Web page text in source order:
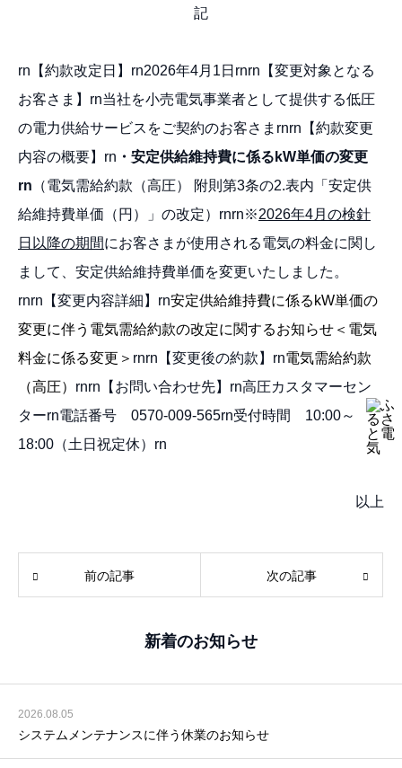
記
rn【約款改定日】rn2026年4月1日rnrn【変更対象となる
お客さま】rn当社を小売電気事業者として提供する低圧
の電力供給サービスをご契約のお客さまrnrn【約款変更
内容の概要】rn ・安定供給維持費に係るkW単価の変更
rn （電気需給約款（高圧） 附則第3条の2.表内「安定供
給維持費単価（円）」の改定）rnrn※2026年4月の検針
日以降の期間にお客さまが使用される電気の料金に関し
まして、安定供給維持費単価を変更いたしました。
rnrn【変更内容詳細】rn安定供給維持費に係るkW単価の
変更に伴う電気需給約款の改定に関するお知らせ＜電気
料金に係る変更＞ rnrn【変更後の約款】rn電気需給約款
（高圧） rnrn【お問い合わせ先】rn高圧カスタマーセン
ターrn電話番号 0570-009-565rn受付時間 10:00～
18:00（土日祝定休）rn
以上
前の記事 次の記事
新着のお知らせ
2026.08.05
システムメンテナンスに伴う休業のお知らせ